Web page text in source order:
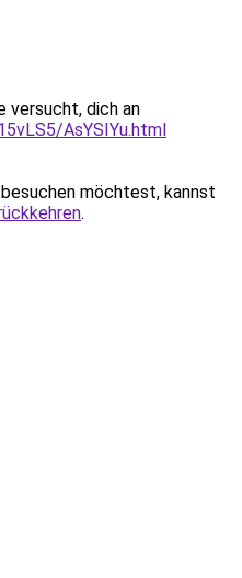
versucht, dich an
AsYSIYu.html
möchtest, kannst
.